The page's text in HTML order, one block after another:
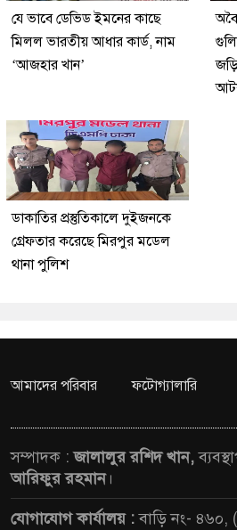
যে ভাবে ডেভিড ইমনের কাছে
মিলল ভারতীয় আধার কার্ড, নাম
‘আজহার খান’
ডাকাতির প্রস্তুতিকালে দুইজনকে
গ্রেফতার করেছে মিরপুর মডেল
থানা পুলিশ
আমাদের পরিবার ফটোগ্যালারি
সম্পাদক :জালালুর রশিদ খান,
আরিফুর রহমান।
যোগাযোগ কার্যালয় :বাড়ি নং- ৪৬০,